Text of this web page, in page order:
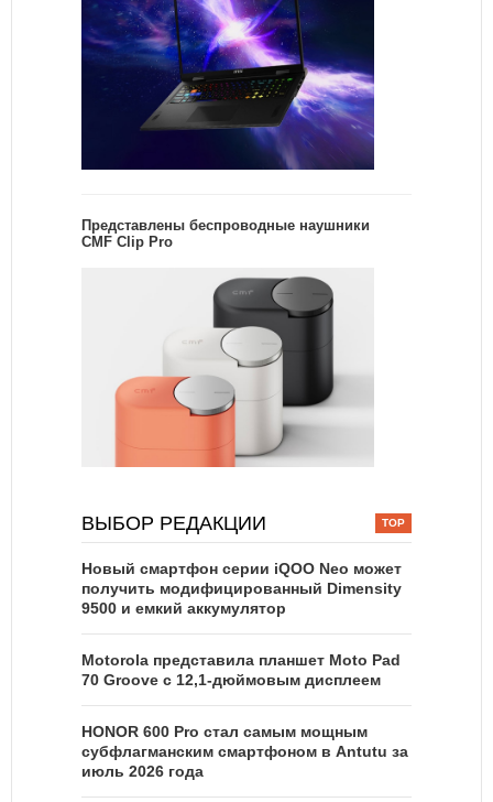
Представлены беспроводные наушники
CMF Clip Pro
ВЫБОР РЕДАКЦИИ
Новый смартфон серии iQOO Neo может
получить модифицированный Dimensity
9500 и емкий аккумулятор
Motorola представила планшет Moto Pad
70 Groove с 12,1-дюймовым дисплеем
HONOR 600 Pro стал самым мощным
субфлагманским смартфоном в Antutu за
июль 2026 года